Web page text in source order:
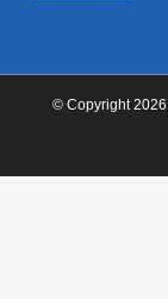
© Copyright 2026